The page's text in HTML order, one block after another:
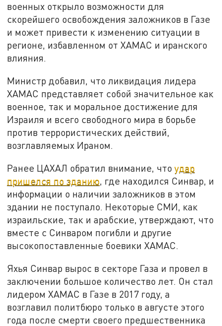
военных открыло возможности для
скорейшего освобождения заложников в Газе
и может привести к изменению ситуации в
регионе, избавленном от ХАМАС и иранского
влияния.
Министр добавил, что ликвидация лидера
ХАМАС представляет собой значительное как
военное, так и моральное достижение для
Израиля и всего свободного мира в борьбе
против террористических действий,
возглавляемых Ираном.
Ранее ЦАХАЛ обратил внимание, чтоудар
пришелся по зданию, где находился Синвар, и
информации о наличии заложников в этом
здании не поступало. Некоторые СМИ, как
израильские, так и арабские, утверждают, что
вместе с Синваром погибли и другие
высокопоставленные боевики ХАМАС.
Яхья Синвар вырос в секторе Газа и провел в
заключении большое количество лет. Он стал
лидером ХАМАС в Газе в 2017 году, а
возглавил политбюро только в августе этого
года после смерти своего предшественника